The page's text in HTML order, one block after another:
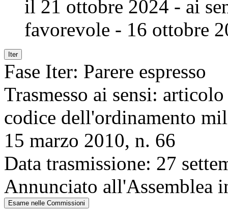
il 21 ottobre 2024 - ai
favorevole - 16 ottobre
Iter
Fase Iter: Parere espresso
Trasmesso ai sensi: articolo
codice dell'ordinamento
15 marzo 2010, n. 66
Data trasmissione: 27
Annunciato all'Assemblea
Esame nelle Commissioni